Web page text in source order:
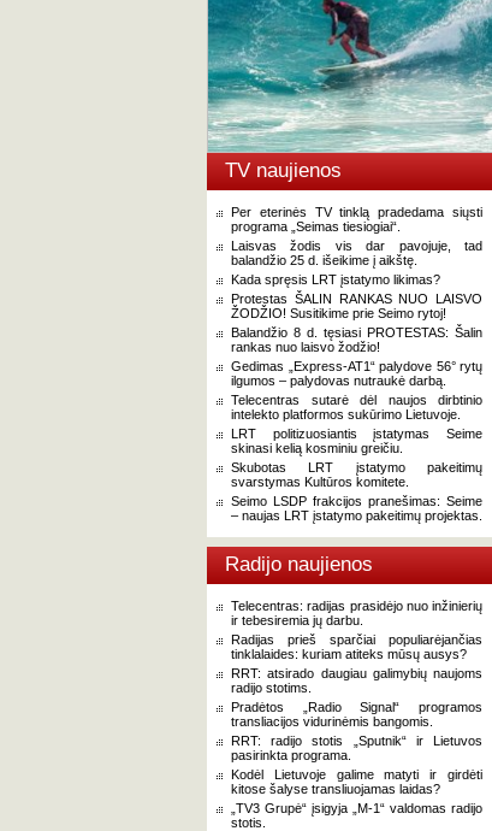
TV naujienos
Per eterinės TV tinklą pradedama siųsti
programa „Seimas tiesiogiai“.
Laisvas žodis vis dar pavojuje, tad
balandžio 25 d. išeikime į aikštę.
Kada spręsis LRT įstatymo likimas?
Protestas ŠALIN RANKAS NUO LAISVO
ŽODŽIO! Susitikime prie Seimo rytoj!
Balandžio 8 d. tęsiasi PROTESTAS: Šalin
rankas nuo laisvo žodžio!
Gedimas „Express-AT1“ palydove 56° rytų
ilgumos – palydovas nutraukė darbą.
Telecentras sutarė dėl naujos dirbtinio
intelekto platformos sukūrimo Lietuvoje.
LRT politizuosiantis įstatymas Seime
skinasi kelią kosminiu greičiu.
Skubotas LRT įstatymo pakeitimų
svarstymas Kultūros komitete.
Seimo LSDP frakcijos pranešimas: Seime
– naujas LRT įstatymo pakeitimų projektas.
Radijo naujienos
Telecentras: radijas prasidėjo nuo inžinierių
ir tebesiremia jų darbu.
Radijas prieš sparčiai populiarėjančias
tinklalaides: kuriam atiteks mūsų ausys?
RRT: atsirado daugiau galimybių naujoms
radijo stotims.
Pradėtos „Radio Signal“ programos
transliacijos vidurinėmis bangomis.
RRT: radijo stotis „Sputnik“ ir Lietuvos
pasirinkta programa.
Kodėl Lietuvoje galime matyti ir girdėti
kitose šalyse transliuojamas laidas?
„TV3 Grupė“ įsigyja „M-1“ valdomas radijo
stotis.